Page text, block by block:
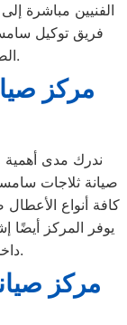
الفنيين مباشرة
فريق توكيل
الصيانة لماركات عالمية متنوعة.
مركز
ندرك مدى أهمية
صيانة ثلاجات
كافة أنواع
يوفر المركز
داخل المركز أو في منزل العميل.
مركز